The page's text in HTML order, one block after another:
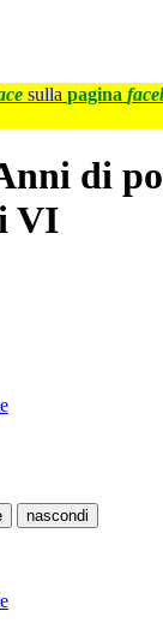
sulla pagina
di
VI
nascondi